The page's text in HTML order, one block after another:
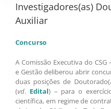
Investigadores(as)
Auxiliar
Concurso
A Comissão Executiva do
e Gestão deliberou abrir
duas posições de
(vd. Edital) – para o
científica, em regime de